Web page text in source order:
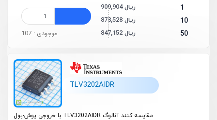
1 909,904 ریال
10 878,528 ریال
50 847,152 ریال موجودی : 107
TLV3202AIDR
مقایسه کنند آنالوگ TLV3202AIDR با خروجی پوش-پول